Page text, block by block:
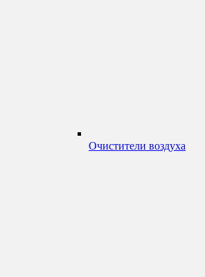
Очистители воздуха